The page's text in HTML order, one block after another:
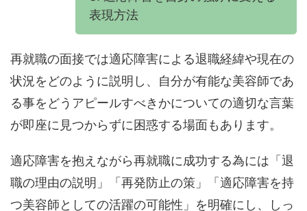
表現方法
再就職の面接では適応障害による退職経緯や現在の
状況をどのように説明し、自分が有能な美容師であ
る事をどうアピールすべきかについての適切な言葉
が即座に見つからずに困惑する場面もあります。
適応障害を抱えながら再就職に成功する為には「退
職の理由の説明」「再発防止の策」「適応障害を持
つ美容師としての活躍の可能性」を明確にし、しっ